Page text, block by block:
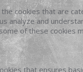
cookies that are
and
of these cookies
that ensures